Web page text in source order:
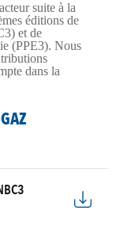
suite à la
éditions de
et de
(PPE3). Nous
dans la